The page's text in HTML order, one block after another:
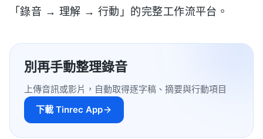
「錄音 → 理解 → 行動」的完整工作流平台。
別再手動整理錄音
上傳音訊或影片，自動取得逐字稿、摘要與行動項目
下載 Tinrec App